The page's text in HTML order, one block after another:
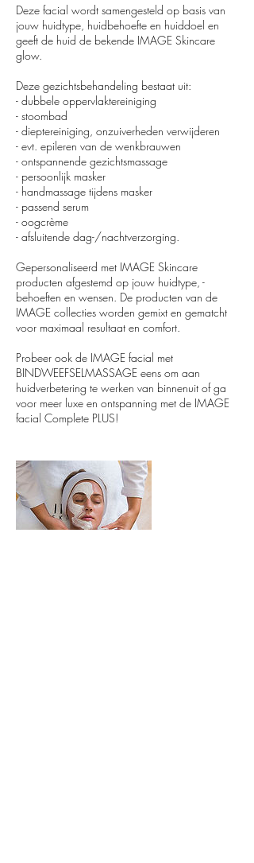
Deze facial wordt samengesteld op basis van
jouw huidtype, huidbehoefte en huiddoel en
geeft de huid de bekende IMAGE Skincare
glow.
Deze gezichtsbehandeling bestaat uit:
- dubbele oppervlaktereiniging
- stoombad
- dieptereiniging, onzuiverheden verwijderen
- evt. epileren van de wenkbrauwen
- ontspannende gezichtsmassage
- persoonlijk masker
- handmassage tijdens masker
- passend serum
- oogcrème
- afsluitende dag-/nachtverzorging.
Gepersonaliseerd met IMAGE Skincare
producten afgestemd op jouw huidtype, -
behoeften en wensen. De producten van de
IMAGE collecties worden gemixt en gematcht
voor maximaal resultaat en comfort.
Probeer ook de IMAGE facial met
BINDWEEFSELMASSAGE eens om aan
huidverbetering te werken van binnenuit of ga
voor meer luxe en ontspanning met de IMAGE
facial Complete PLUS!